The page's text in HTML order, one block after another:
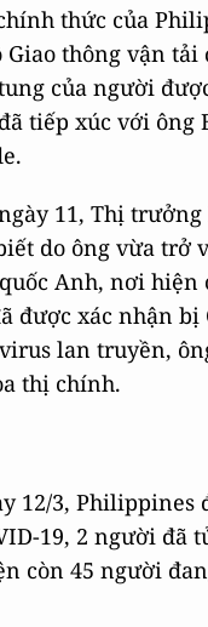
thức của
Giao thông vận
của người
tiếp xúc với ông
11, Thị
do ông vừa trở
Anh, nơi hiện
được xác nhận bị
lan truyền,
thị chính.
12/3, Philippines
19, 2 người đã
còn 45 người